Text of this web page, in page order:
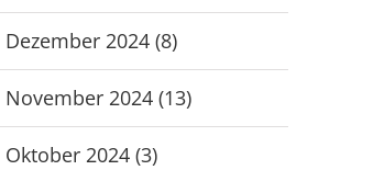
Dezember 2024 (8)
November 2024 (13)
Oktober 2024 (3)